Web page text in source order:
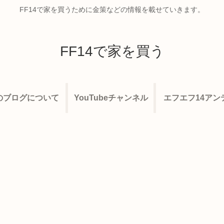
FF14で家を買うために金策などの情報を載せていきます。
FF14で家を買う
ブログについて YouTubeチャンネル エフエフ14アン